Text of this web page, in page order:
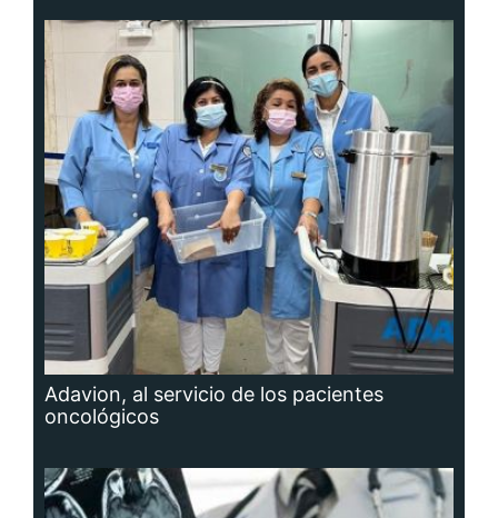
Adavion, al servicio de los pacientes
oncológicos